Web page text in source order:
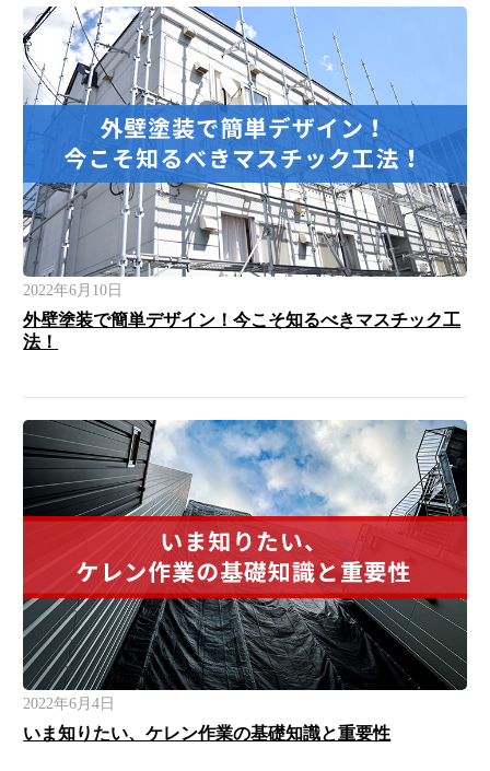
2022年6月10日
外壁塗装で簡単デザイン！今こそ知るべきマスチック工
法！
2022年6月4日
いま知りたい、ケレン作業の基礎知識と重要性